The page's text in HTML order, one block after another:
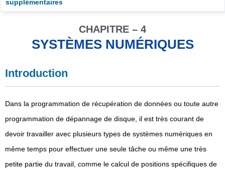
supplémentaires
CHAPITRE – 4
SYSTÈMES NUMÉRIQUES
Introduction
Dans la programmation de récupération de données ou toute autre
programmation de dépannage de disque, il est très courant de
devoir travailler avec plusieurs types de systèmes numériques en
même temps pour effectuer une seule tâche ou même une très
petite partie du travail, comme le calcul de positions spécifiques de